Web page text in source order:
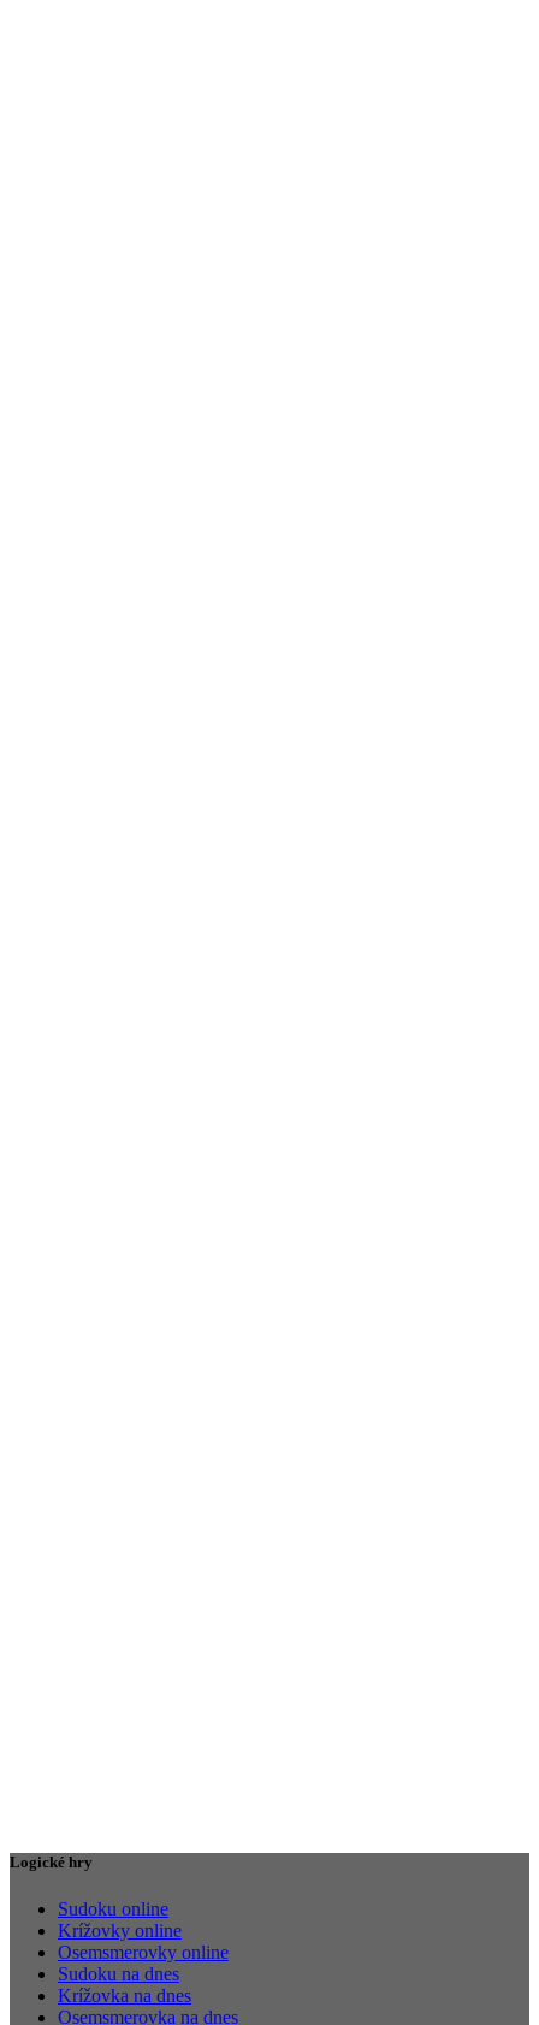
Logické hry
Sudoku online
Krížovky online
Osemsmerovky online
Sudoku na dnes
Krížovka na dnes
Osemsmerovka na dnes